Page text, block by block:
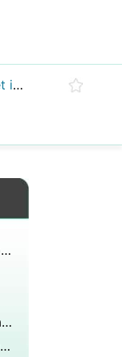
Hva skjer når sirkulasjonssystemet ikke kan transportere stoffet som trengs av kroppsceller og frakte avfall fra cellene?
Hvordan forhindrer du uriktig deponering av avfall?
Hvorfor spraybokser inneholder advarsel slik at vi ikke punkterer?
Hva er salgsprisen for et stillebenmaleri av den franske kunstneren Reynaud Levieux fra 1600-tallet?